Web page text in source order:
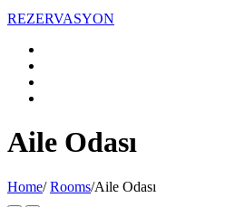
REZERVASYON
Aile Odası
Home/ Rooms/Aile Odası